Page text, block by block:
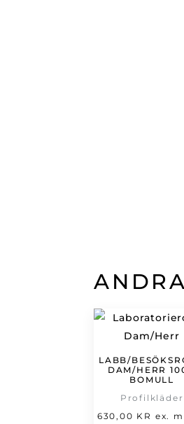
LABB/
DAM/HERR
BOMULL
Profilkläder
630,00 KR ex.